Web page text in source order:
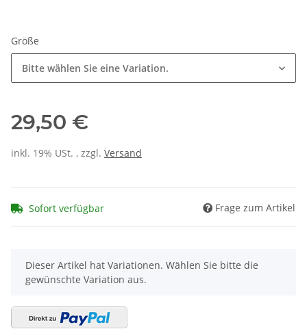
Größe
Bitte wählen Sie eine Variation.
29,50 €
inkl. 19% USt. , zzgl. Versand
Sofort verfügbar Frage zum Artikel
x
Dieser Artikel hat Variationen. Wählen Sie bitte die
gewünschte Variation aus.